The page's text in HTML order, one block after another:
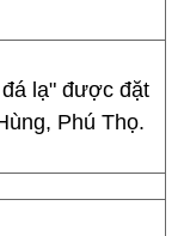
lạ" được đặt
Phú Thọ.